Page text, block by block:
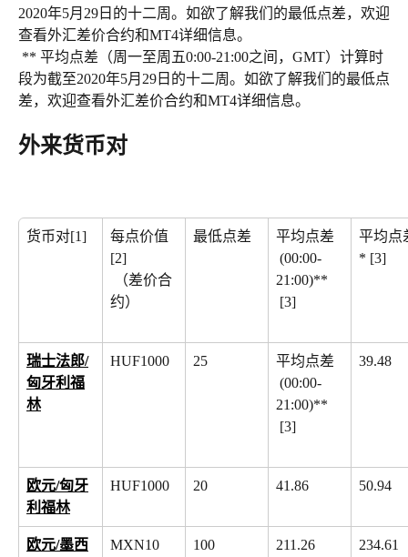
2020年5月29日的十二周。如欲了解我们的最低点差，欢迎
查看外汇差价合约和MT4详细信息。
段为截至2020年5月29日的十二周。如欲了解我们的最低点
差，欢迎查看外汇差价合约和MT4详细信息。
外来货币对
货币对[1]
每点价值
[2]
约）
最低点差
平均点差
21:00)**
[3]
平均点
* [3]
瑞士法郎/
匈牙利福
林
HUF1000 25
平均点差
21:00)**
[3]
39.48
欧元/匈牙
利福林
HUF1000 20 41.86 50.94
欧元/墨西
MXN10 100 211.26 234.61